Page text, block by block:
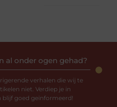
al onder ogen gehad?
verhalen die wij te
niet. Verdiep je in
blijf goed geïnformeerd!